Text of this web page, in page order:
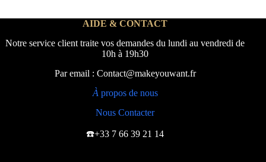
AIDE & CONTACT
Notre service client traite vos demandes du lundi au vendredi de
10h à 19h30
Par email : Contact@makeyouwant.fr
À propos de nous
Nous Contacter
☎️+33 7 66 39 21 14